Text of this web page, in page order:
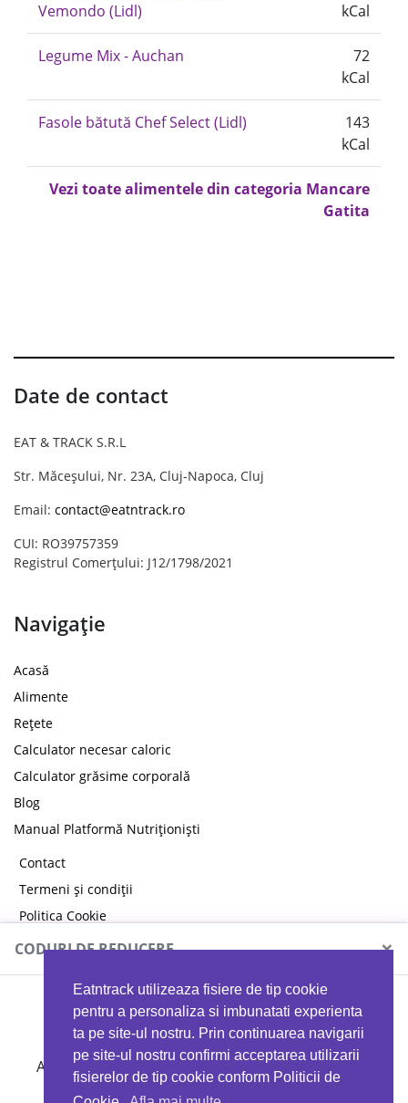
Eatntrack utilizeaza fisiere de tip cookie
pentru a personaliza si imbunatati experienta
ta pe site-ul nostru. Prin continuarea navigarii
pe site-ul nostru confirmi acceptarea utilizarii
fisierelor de tip cookie conform Politicii de
Vemondo (Lidl)
kCal
Legume Mix - Auchan
72
kCal
Fasole bătută Chef Select (Lidl)
143
kCal
Vezi toate alimentele din categoria Mancare
Gatita
Date de contact
EAT & TRACK S.R.L
Str. Măceșului, Nr. 23A, Cluj-Napoca, Cluj
Email: contact@eatntrack.ro
CUI: RO39757359
Registrul Comerțului: J12/1798/2021
Navigație
Acasă
Alimente
Rețete
Calculator necesar caloric
Calculator grăsime corporală
Blog
Manual Platformă Nutriționiști
Contact
Termeni și condiții
Politica Cookie
Politica de confidențialitate
CODURI DE REDUCERE ×
MYPROTEIN
Ai 40%reducere la orice comandă folosind codul
EATTRACK